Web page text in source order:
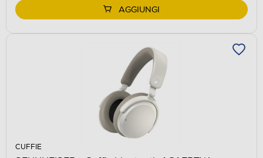
AGGIUNGI
CUFFIE